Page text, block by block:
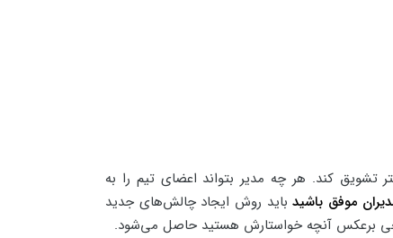
کند. هر چه مدیر بتواند اعضای تیم را به
موفق باشیدباید روش ایجاد چالش‌های جدید
برعکس آنچه خواستارش هستید حاصل می‌شود.